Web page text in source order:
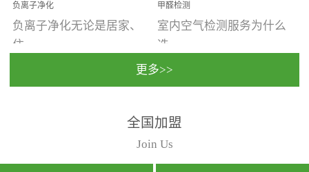
负离子净化
负离子净化无论是居家、
住...
动，人类长时间停留的室
内空间都有整体消毒的需
要。因为空间内人流携带
甲醛检测
室内空气检测服务为什么
选...
行国家规定的标准检测方
法，空气采样量准确，检
测结果可靠，远胜于其他
更多>>
全国加盟
Join Us